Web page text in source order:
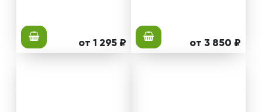
от 1 295 ₽ от 3 850 ₽